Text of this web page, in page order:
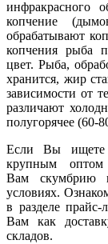
инфракрасного
копчение
обрабатывают
копчения рыба
цвет. Рыба,
хранится, жир
зависимости от
различают
полугорячее (60-
Если Вы ищете
крупным
Вам скумбрию
условиях.
в разделе
Вам как
складов.